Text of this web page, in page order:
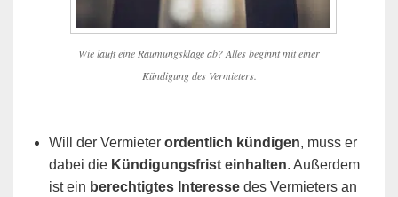
Wie läuft eine Räumungsklage ab? Alles beginnt mit einer
Kündigung des Vermieters.
Will der Vermieter ordentlich kündigen, muss er
dabei die Kündigungsfrist einhalten. Außerdem
ist ein berechtigtes Interesse des Vermieters an